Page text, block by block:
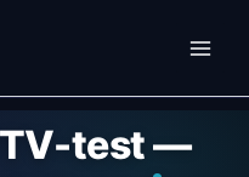
test —